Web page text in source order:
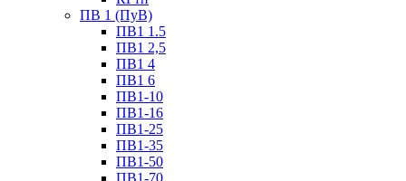
ПВ 1 (ПуВ)
ПВ1 1.5
ПВ1 2,5
ПВ1 4
ПВ1 6
ПВ1-10
ПВ1-16
ПВ1-25
ПВ1-35
ПВ1-50
ПВ1-70